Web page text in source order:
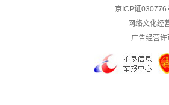
京ICP证030776
网络文化经
广告经营